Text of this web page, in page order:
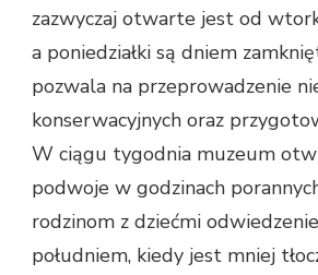
zazwyczaj otwarte jest od
a poniedziałki są dniem
pozwala na przeprowadzenie
konserwacyjnych oraz
W ciągu tygodnia muzeum
podwoje w godzinach
rodzinom z dziećmi
południem, kiedy jest mniej